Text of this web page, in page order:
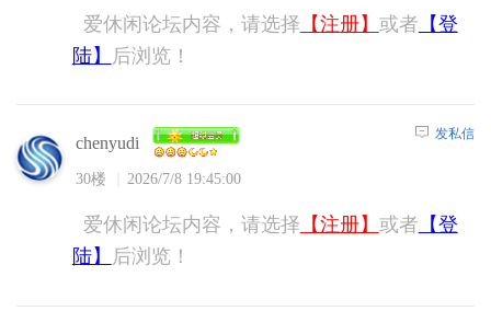
爱休闲论坛内容，请选择 【注册】 或者 【登
陆】
后浏览！
chenyudi
30楼 2026/7/8 19:45:00
发私信
爱休闲论坛内容，请选择 【注册】 或者 【登
陆】
后浏览！